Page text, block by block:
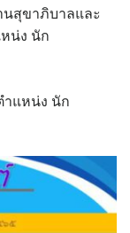
ลตำบลปัว
งบประมาณ 2561
นสุขาภิบาลและ
น่ง นัก
ำแหน่ง นัก